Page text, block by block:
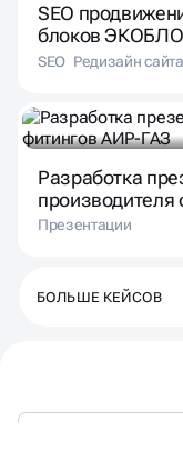
SEO
блоков
SEO Редизайн сайта
Разработка
Презентации
БОЛЬШЕ КЕЙСОВ